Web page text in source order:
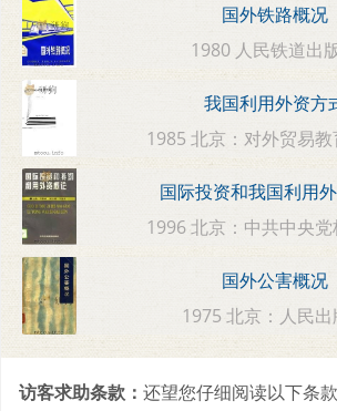
国外铁路概况
1980 人民铁道出
我国利用外资方
1985 北京：对外贸易
国际投资和我国利用
1996 北京：中共中央
国外公害概况
1975 北京：人民出
访客求助条款： 还望您仔细阅读以下条